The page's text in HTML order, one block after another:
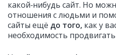
какой‑нибудь сайт. Но
отношения с людьми и
сайты ещё до того, как у
необходимость продвигать